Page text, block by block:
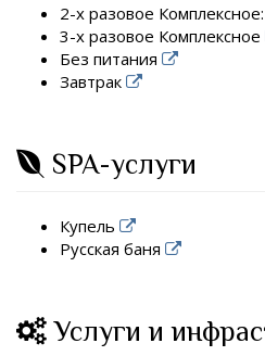
2-х разовое
3-х разовое Комплексное
Без питания
Завтрак
SPA-услуги
Купель
Русская баня
Услуги и